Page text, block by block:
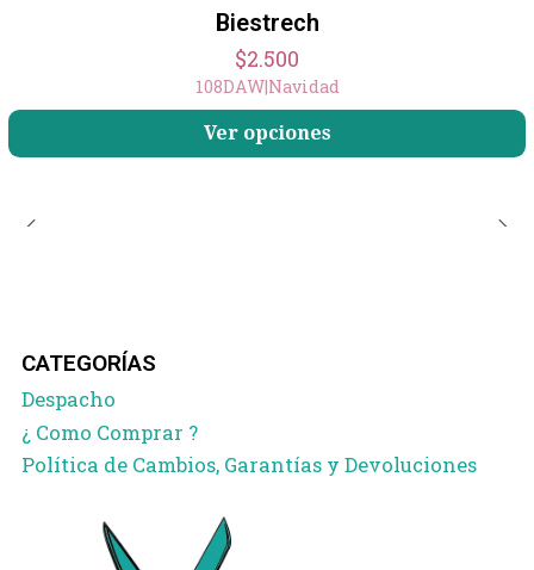
Biestrech
$2.500
108DAW|Navidad
Ver opciones
CATEGORÍAS
Despacho
¿ Como Comprar ?
Política de Cambios, Garantías y Devoluciones